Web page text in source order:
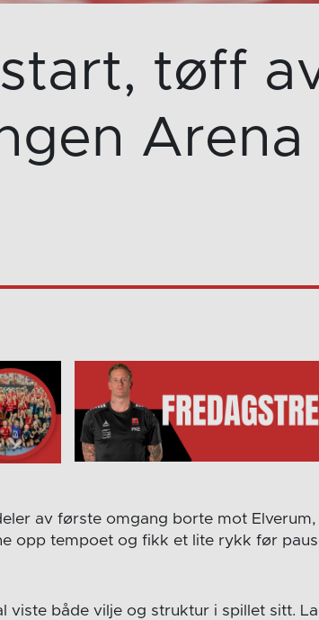
tøff
Arena
av første omgang borte mot
opp tempoet og fikk et lite rykk før
viste både vilje og struktur i spillet sitt.